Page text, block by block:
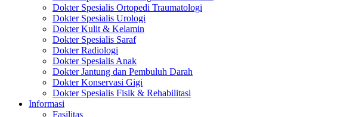
Dokter Spesialis Ortopedi Traumatologi
Dokter Spesialis Urologi
Dokter Kulit & Kelamin
Dokter Spesialis Saraf
Dokter Radiologi
Dokter Spesialis Anak
Dokter Jantung dan Pembuluh Darah
Dokter Konservasi Gigi
Dokter Spesialis Fisik & Rehabilitasi
Informasi
Fasilitas